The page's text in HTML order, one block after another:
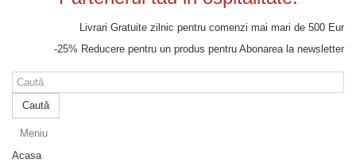
Livrari Gratuite zilnic pentru comenzi mai mari de 500 Eur
-25% Reducere pentru un produs pentru Abonarea la newsletter
Caută
Meniu
Acasa